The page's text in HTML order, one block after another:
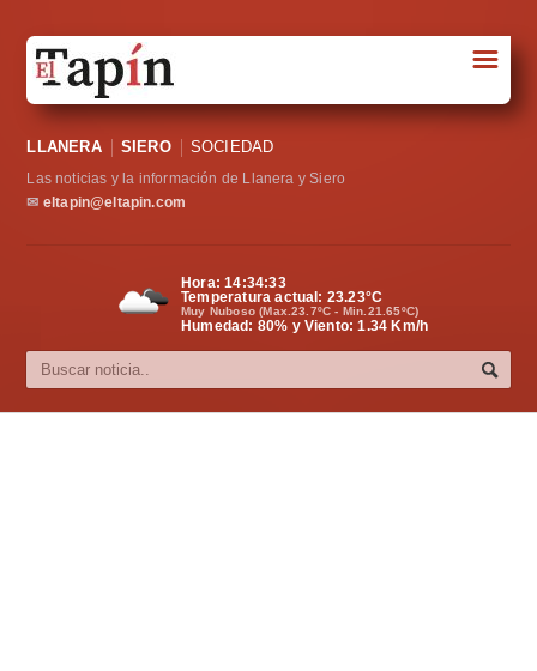
Sociedad
Política
Cultura
☰
LLANERA SIERO SOCIEDAD
Las noticias y la información de Llanera y Siero
✉ eltapin@eltapin.com
Hora:14:34:34
Temperatura actual: 23.23°C
Muy Nuboso (Max.23.7ºC - Min.21.65ºC)
Humedad: 80% y Viento: 1.34 Km/h